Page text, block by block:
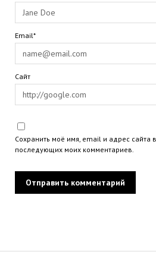
Email*
Сайт
Сохранить моё имя, email и адрес сайта
последующих моих комментариев.